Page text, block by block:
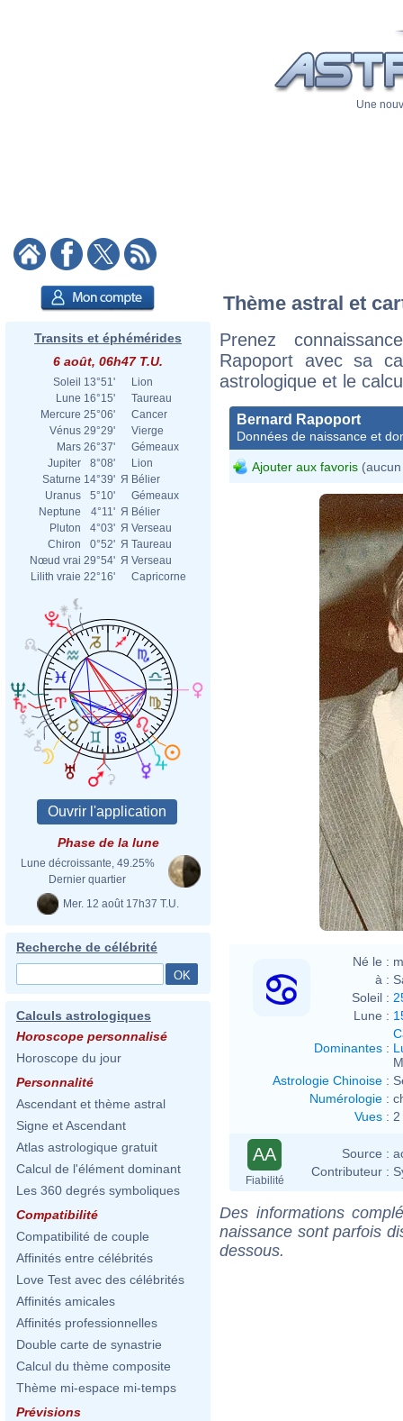
Une
Transits et éphémérides
6 août, 06h47 T.U.
Soleil 13°51'
Lion
Lune 16°15'
Taureau
Mercure 25°06'
Cancer
Vénus 29°29'
Vierge
Mars 26°37'
Gémeaux
Jupiter
8°08'
Lion
Saturne 14°39' Я Bélier
Uranus
5°10'
Gémeaux
Neptune
4°11' Я Bélier
Pluton
4°03' Я Verseau
Chiron
0°52' Я Taureau
Nœud vrai 29°54' Я Verseau
Lilith vraie 22°16' Capricorne
Phase de la lune
Lune décroissante, 49.25%
Dernier quartier
Mer. 12 août 17h37 T.U.
Recherche de célébrité
Calculs astrologiques
Horoscope personnalisé
Horoscope du jour
Personnalité
Ascendant et thème astral
Signe et Ascendant
Atlas astrologique gratuit
Calcul de l'élément dominant
Les 360 degrés symboliques
Compatibilité
Compatibilité de couple
Affinités entre célébrités
Love Test avec des célébrités
Affinités amicales
Affinités professionnelles
Double carte de synastrie
Calcul du thème composite
Thème mi-espace mi-temps
Prévisions
Thème astral et
Prenez
Rapoport avec sa
astrologique et le
Bernard Rapoport
Données de naissance et
Ajouter aux favoris
Né le :
à :
Soleil :
Lune :
Dominantes :
Astrologie Chinoise :
Numérologie :
Vues :
AA
Fiabilité
Source :
Contributeur :
Des informations
naissance sont parfois
dessous.